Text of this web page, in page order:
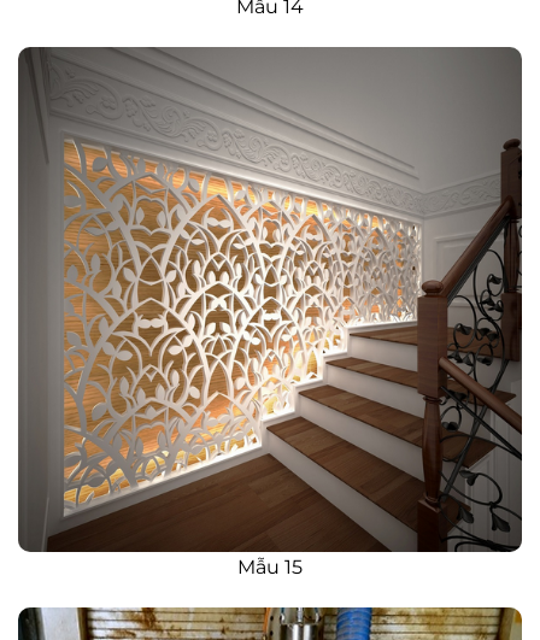
Mẫu 14
Mẫu 15